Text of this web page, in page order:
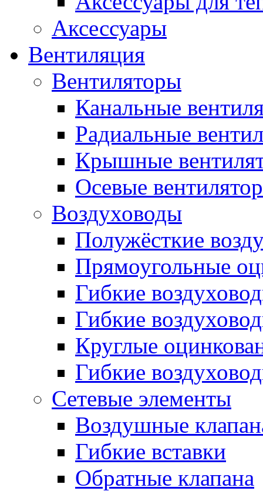
Аксессуары
Вентиляция
Вентиляторы
Канальные
Радиальные
Крышные
Осевые
Воздуховоды
Полужёсткие
Прямоугольные
Гибкие
Гибкие
Круглые
Гибкие
Сетевые элементы
Воздушные
Гибкие вставки
Обратные клапана